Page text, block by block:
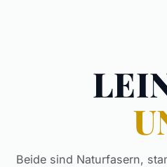
Beide sind Naturfasern,